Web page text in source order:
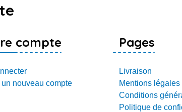
compte
nouveau compte
Pages
Livraison
Mentions légales
Conditions
Politique de